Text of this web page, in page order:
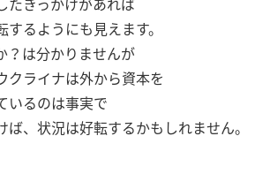
るようにも見えます。
？は分かりませんが
クライナは外から資本を
いるのは事実で
ば、状況は好転するかもしれません。